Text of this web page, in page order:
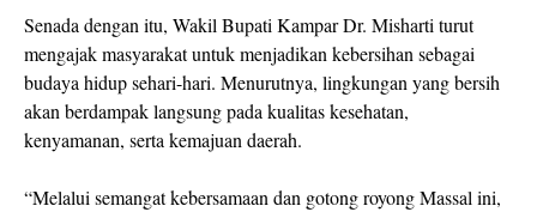
Senada dengan itu, Wakil Bupati Kampar Dr. Misharti turut
mengajak masyarakat untuk menjadikan kebersihan sebagai
budaya hidup sehari-hari. Menurutnya, lingkungan yang bersih
akan berdampak langsung pada kualitas kesehatan,
kenyamanan, serta kemajuan daerah.
“Melalui semangat kebersamaan dan gotong royong Massal ini,